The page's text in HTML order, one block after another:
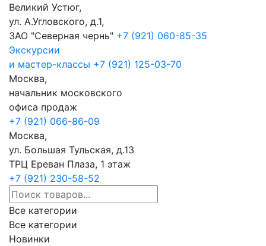
Великий Устюг,
ул. А.Угловского, д.1,
ЗАО "Северная чернь" +7 (921) 060-85-35
Экскурсии
и мастер-классы +7 (921) 125-03-70
Москва,
начальник московского
офиса продаж
+7 (921) 066-86-09
Москва,
ул. Большая Тульская, д.13
ТРЦ Ереван Плаза, 1 этаж
+7 (921) 230-58-52
Все категории
Все категории
Новинки